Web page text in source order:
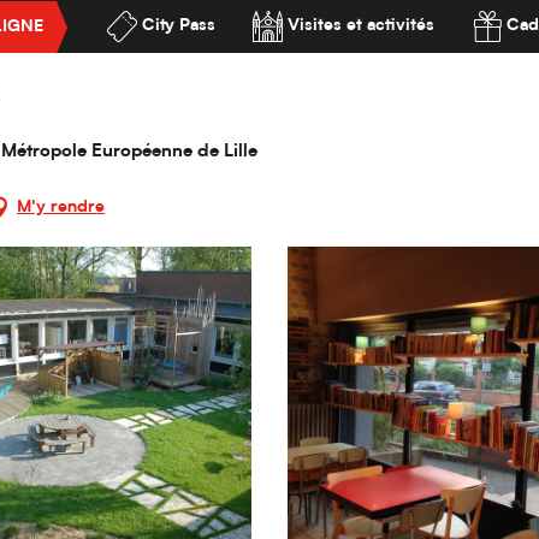
City Pass Visites et activités
Européenne de Lille
Le Zeppelin
M'y rendre